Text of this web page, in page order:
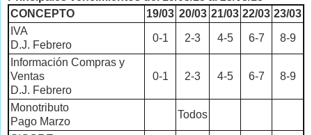
CONCEPTO
19/03 20/03 21/03 22/03 23/03
IVA
D.J. Febrero
0-1 2-3 4-5 6-7 8-9
Información Compras y
Ventas
D.J. Febrero
0-1 2-3 4-5 6-7 8-9
Monotributo
Pago Marzo
Todos